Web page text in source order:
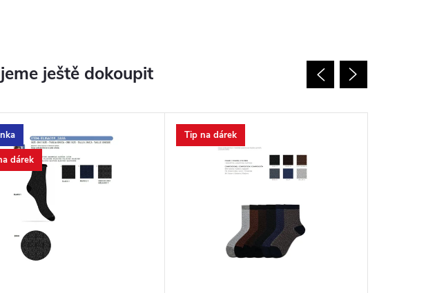
ještě dokoupit
dárek
Tip na dárek